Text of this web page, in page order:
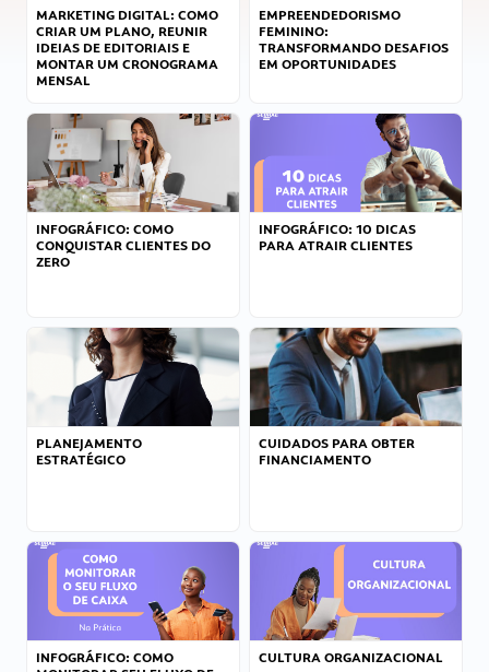
MARKETING DIGITAL: COMO
CRIAR UM PLANO, REUNIR
IDEIAS DE EDITORIAIS E
MONTAR UM CRONOGRAMA
MENSAL
EMPREENDEDORISMO
FEMININO:
TRANSFORMANDO DESAFIOS
EM OPORTUNIDADES
INFOGRÁFICO: COMO
CONQUISTAR CLIENTES DO
ZERO
INFOGRÁFICO: 10 DICAS
PARA ATRAIR CLIENTES
PLANEJAMENTO
ESTRATÉGICO
CUIDADOS PARA OBTER
FINANCIAMENTO
INFOGRÁFICO: COMO
CULTURA ORGANIZACIONAL